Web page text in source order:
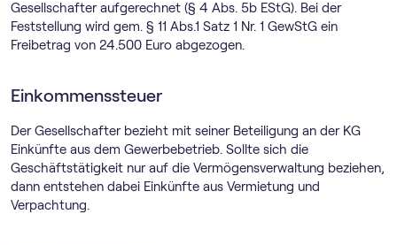
Gesellschafter aufgerechnet (§ 4 Abs. 5b EStG). Bei der
Feststellung wird gem. § 11 Abs.1 Satz 1 Nr. 1 GewStG ein
Freibetrag von 24.500 Euro abgezogen.
Einkommenssteuer
Der Gesellschafter bezieht mit seiner Beteiligung an der KG
Einkünfte aus dem Gewerbebetrieb. Sollte sich die
Geschäftstätigkeit nur auf die Vermögensverwaltung beziehen,
dann entstehen dabei Einkünfte aus Vermietung und
Verpachtung.